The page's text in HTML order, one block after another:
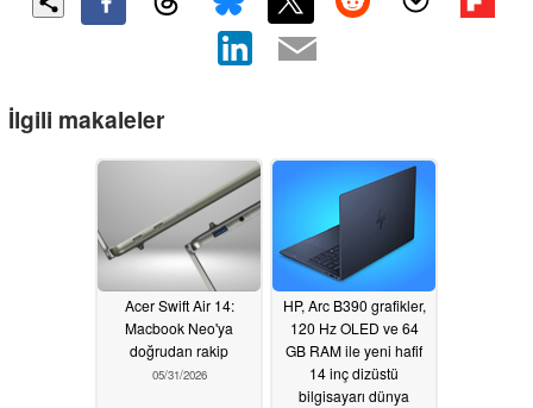
İlgili makaleler
Acer Swift Air 14:
Macbook Neo'ya
doğrudan rakip
05/31/2026
HP, Arc B390 grafikler,
120 Hz OLED ve 64
GB RAM ile yeni hafif
14 inç dizüstü
bilgisayarı dünya